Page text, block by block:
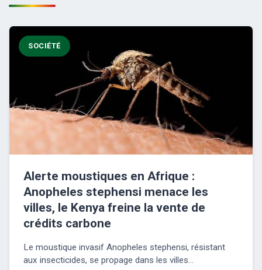
SOCIÉTÉ
Alerte moustiques en Afrique :
Anopheles stephensi menace les
villes, le Kenya freine la vente de
crédits carbone
Le moustique invasif Anopheles stephensi, résistant
aux insecticides, se propage dans les villes...